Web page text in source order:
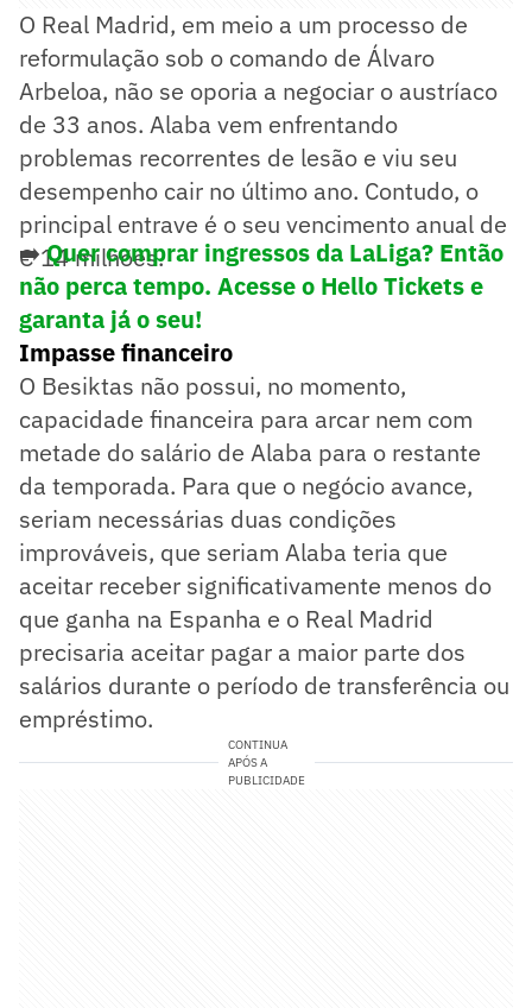
O Real Madrid, em meio a um processo de
reformulação sob o comando de Álvaro
Arbeloa, não se oporia a negociar o austríaco
de 33 anos. Alaba vem enfrentando
problemas recorrentes de lesão e viu seu
desempenho cair no último ano. Contudo, o
principal entrave é o seu vencimento anual de
€ 14 milhões.
➡️Quer comprar ingressos da LaLiga? Então
não perca tempo. Acesse o Hello Tickets e
garanta já o seu!
Impasse financeiro
O Besiktas não possui, no momento,
capacidade financeira para arcar nem com
metade do salário de Alaba para o restante
da temporada. Para que o negócio avance,
seriam necessárias duas condições
improváveis, que seriam Alaba teria que
aceitar receber significativamente menos do
que ganha na Espanha e o Real Madrid
precisaria aceitar pagar a maior parte dos
salários durante o período de transferência ou
empréstimo.
CONTINUA
APÓS A
PUBLICIDADE